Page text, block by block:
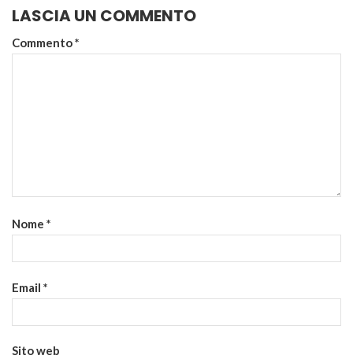
LASCIA UN COMMENTO
Commento*
Nome *
Email *
Sito web